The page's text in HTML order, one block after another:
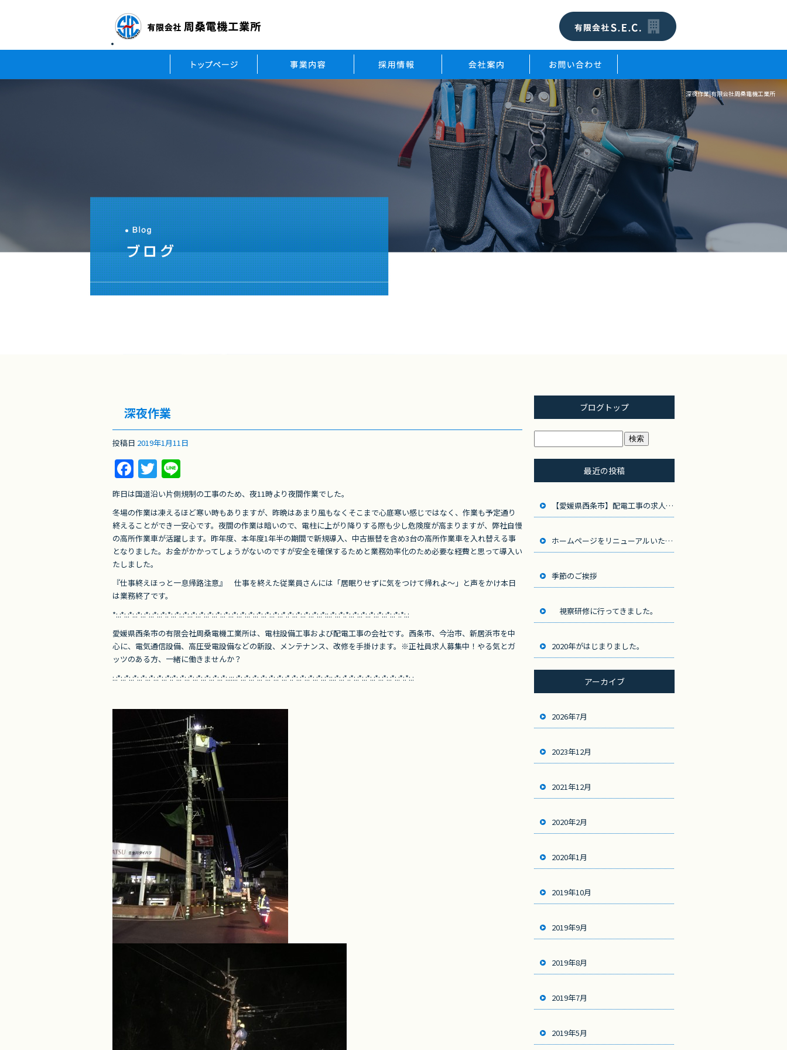
深夜作業|有限会社周桑電機工業所
深夜作業
投稿日 2019年1月11日
F
a
c
e
b
o
o
k
T
w
itt
er
n
e
昨日は国道沿い片側規制の工事のため、夜11時より夜間作業でした。
冬場の作業は凍えるほど寒い時もありますが、昨晩はあまり風もなくそこまで心底寒い感じではなく、作業も予定通り
終えることができ一安心です。夜間の作業は暗いので、電柱に上がり降りする際も少し危険度が高まりますが、弊社自慢
の高所作業車が活躍します。昨年度、本年度1年半の期間で新規導入、中古振替を含め3台の高所作業車を入れ替える事
となりました。お金がかかってしょうがないのですが安全を確保するためと業務効率化のため必要な経費と思って導入い
たしました。
『仕事終えほっと一息帰路注意』 仕事を終えた従業員さんには「居眠りせずに気をつけて帰れよ～」と声をかけ本日
は業務終了です。
*:.:*:.:*:.:*:.:*:.:*:.:*:.*:.:*:.:*:.:*:.:*:.:*:.:*:.:*:.:*:.:*:.:*:.:*:.:*:.:*:.:*.:*:.:*:.:*:.:*:.:*::.:*:.:*:.*:.:*:.:*:.:*:.:*:.:*:.:*:.*:.:
愛媛県西条市の有限会社周桑電機工業所は、 電柱設備工事および配電工事の会社です。西条市、今治市、新居浜市を中
心に、電気通信設備、 高圧受電設備などの新設、メンテナンス、改修を手掛けます。※正社員求人募集中！やる気とガ
ッツのある方、 一緒に働きませんか？
:.:*:.:*:.:*:.:*:.:*:.:*:.:*::*:.:*:.:*:.:*:.:*:.:*:.:*:.:::.:*:.:*:.:*:.:*:.:*:.:*:.:*.:*:.:*:.:*:.:*:.:*::.:*:.:*.:*:.:*:.:*:.:*:.:*:.:*:.:*:.*:.:
ブログトップ
最近の投稿
【愛媛県西条市】配電工事の求人募集！地域のインフラを支えるやりがいのある仕事
ホームページをリニューアルいたしました。
季節のご挨拶
視察研修に行ってきました。
2020年がはじまりました。
アーカイブ
2026年7月
2023年12月
2021年12月
2020年2月
2020年1月
2019年10月
2019年9月
2019年8月
2019年7月
2019年5月